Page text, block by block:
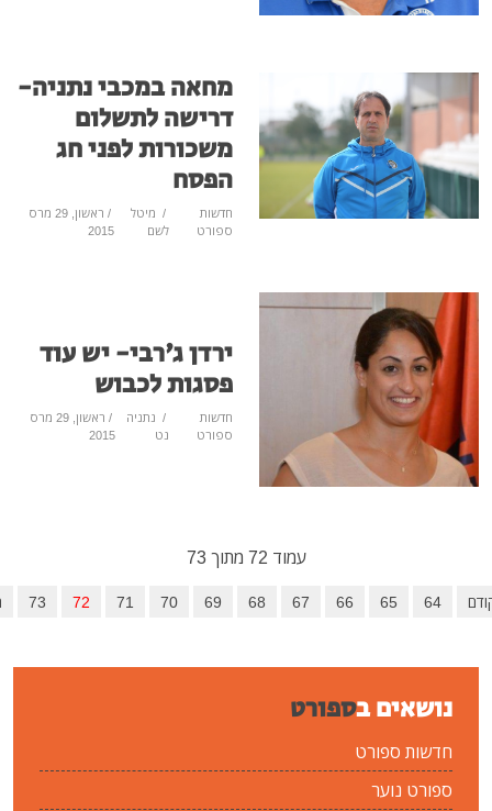
מחאה במכבי נתניה-
דרישה לתשלום
משכורות לפני חג
הפסח
חדשות
מיטל
/ ראשון, 29 מרס
2015
ירדן ג'רבי- יש עוד
פסגות לכבוש
ספורט
נתניה
/ ראשון, 29 מרס
2015
65
66
67
68
69
70
71
72
73 הבא סיום
בספורט